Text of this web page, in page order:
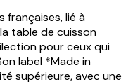
françaises, lié à
table de cuisson
pour ceux qui
label *Made in
supérieure, avec une